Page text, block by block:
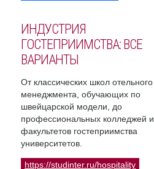
ИНДУСТРИЯ
ГОСТЕПРИИМСТВА: ВСЕ
ВАРИАНТЫ
От классических школ отельного
менеджмента, обучающих по
швейцарской модели, до
профессиональных колледжей и
факультетов гостеприимства
университетов.
https://studinter.ru/hospitality